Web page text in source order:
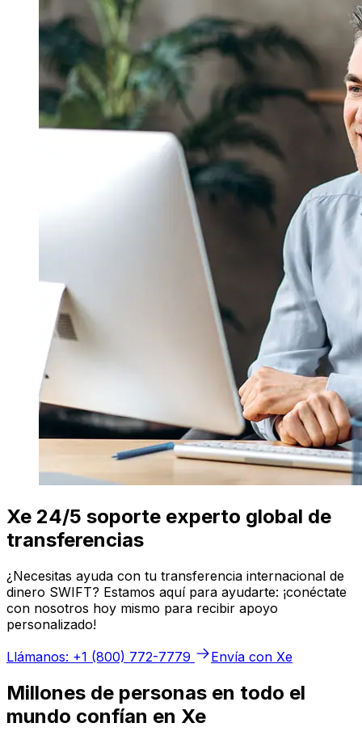
Xe 24/5 soporte experto global de
transferencias
¿Necesitas ayuda con tu transferencia internacional de
dinero SWIFT? Estamos aquí para ayudarte: ¡conéctate
con nosotros hoy mismo para recibir apoyo
personalizado!
Llámanos: +1 (800) 772-7779
Envía con Xe
Millones de personas en todo el
mundo confían en Xe